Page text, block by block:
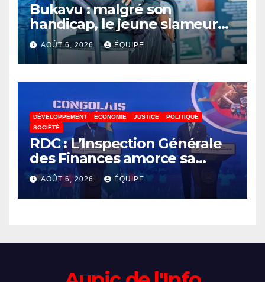
Bukavu : malgré son
handicap, le jeune slameur
Akonkwa Kenyata Bernard
lance un appel à la solidarité
pour poursuivre ses études
AOÛT 6, 2026 ÉQUIPE
DÉVELOPPEMENT ECONOMIE JUSTICE
POLITIQUE
SOCIÉTÉ
RDC : L’Inspection Générale
des Finances amorce sa
révolution numérique pour
un contrôle permanent des
finances publiques
AOÛT 6, 2026 ÉQUIPE